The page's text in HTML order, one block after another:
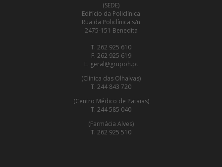
(SEDE)
Edifício da Policlínica
Rua da Policlínica s/n
2475-151 Benedita
T. 262 925 610
F. 262 925 619
E. geral@grupoh.pt
(Clínica das Olhalvas)
T. 244 843 720
(Centro Médico de Pataias)
T. 244 585 040
(Farmácia Alves)
T. 262 925 510